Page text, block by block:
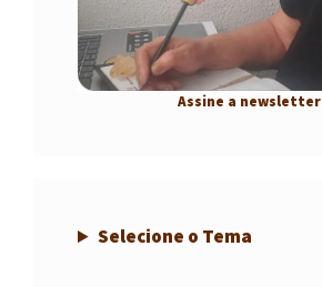
Assine a newsletter
Selecione o Tema